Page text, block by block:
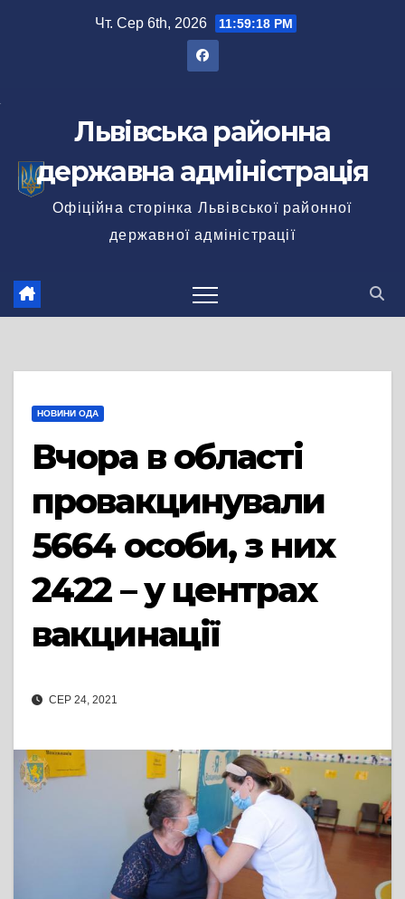
Чт. Сер 6th, 2026 11:59:19 PM
Львівська районна
державна адміністрація
Офіційна сторінка Львівської районної
державної адміністрації
НОВИНИ ОДА
Вчора в області
провакцинували
5664 особи, з них
2422 – у центрах
вакцинації
СЕР 24, 2021